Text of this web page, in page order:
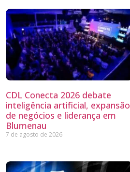
CDL Conecta 2026 debate
inteligência artificial, expansão
de negócios e liderança em
Blumenau
7 de agosto de 2026